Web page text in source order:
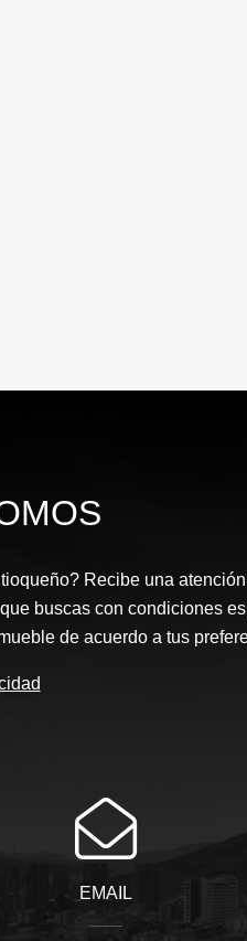
Recibe una
buscas con condiciones
de acuerdo a tus
EMAIL